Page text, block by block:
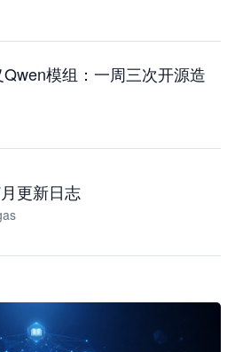
模组：一周三次开源造
更新日志